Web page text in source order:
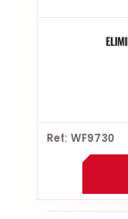
Ref: WF9730